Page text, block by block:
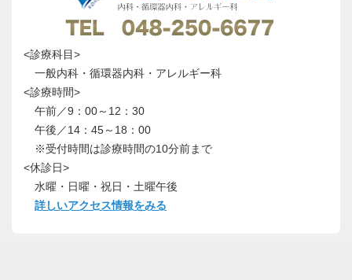
<診療科目>
一般内科・循環器内科・アレルギー科
<診療時間>
午前／9：00～12：30
午後／14：45～18：00
※受付時間は診療時間の10分前まで
<休診日>
水曜・日曜・祝日・土曜午後
詳しいアクセス情報をみる